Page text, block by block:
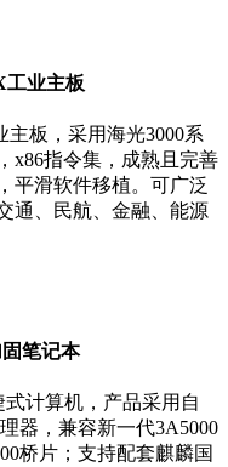
工业主板
主板，采用海光3000系
x86指令集，成熟且完善
平滑软件移植。可广泛
通、民航、金融、能源
固笔记本
式计算机，产品采用自
器，兼容新一代3A5000
桥片；支持配套麒麟国